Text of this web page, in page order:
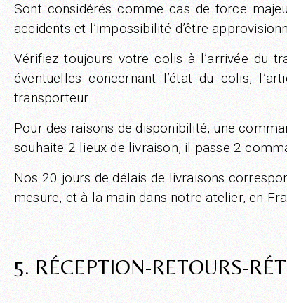
Sont considérés comme cas de force
accidents et l’impossibilité d’être
Vérifiez toujours votre colis à l’arrivée du
éventuelles concernant l’état du colis,
transporteur.
Pour des raisons de disponibilité, une
souhaite 2 lieux de livraison, il passe 2
Nos 20 jours de délais de livraisons
mesure, et à la main dans notre atelier, en
5. RÉCEPTION-RETOURS-